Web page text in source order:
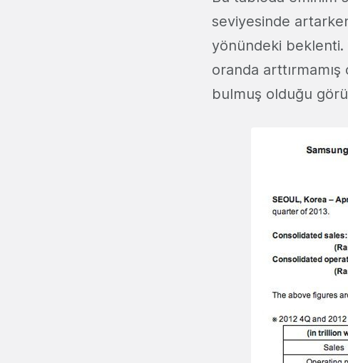
seviyesinde
yönündeki beklenti.
oranda
bulmuş olduğu